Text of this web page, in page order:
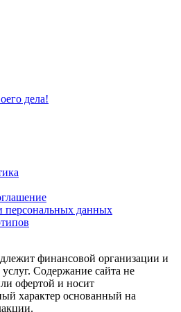
дела!
персональных данных
финансовой организации и
Содержание сайта не
офертой и носит
характер основанный на